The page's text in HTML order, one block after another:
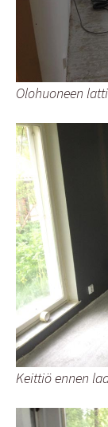
Olohuoneen
Keittiö ennen